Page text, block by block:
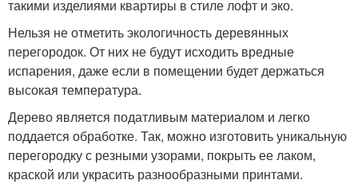
такими изделиями квартиры в стиле лофт и эко.
Нельзя не отметить экологичность деревянных
перегородок. От них не будут исходить вредные
испарения, даже если в помещении будет держаться
высокая температура.
Дерево является податливым материалом и легко
поддается обработке. Так, можно изготовить уникальную
перегородку с резными узорами, покрыть ее лаком,
краской или украсить разнообразными принтами.